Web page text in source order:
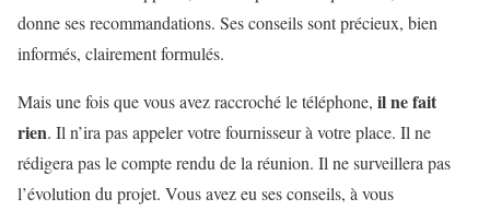
donne ses recommandations. Ses conseils sont précieux, bien
informés, clairement formulés.
Mais une fois que vous avez raccroché le téléphone, il ne fait
rien. Il n’ira pas appeler votre fournisseur à votre place. Il ne
rédigera pas le compte rendu de la réunion. Il ne surveillera pas
l’évolution du projet. Vous avez eu ses conseils, à vous